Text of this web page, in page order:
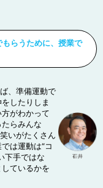
らうために、授業で
、準備運動で
したりしま
がわかって
らみんな
いがたくさん
は運動は“コ
下手ではな
ているかを